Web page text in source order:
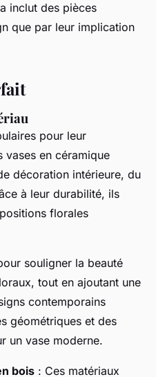
inclut des pièces
que par leur implication
pour leur
vases en céramique
décoration intérieure, du
à leur durabilité, ils
florales
souligner la beauté
tout en ajoutant une
contemporains
géométriques et des
un vase moderne.
bois : Ces matériaux